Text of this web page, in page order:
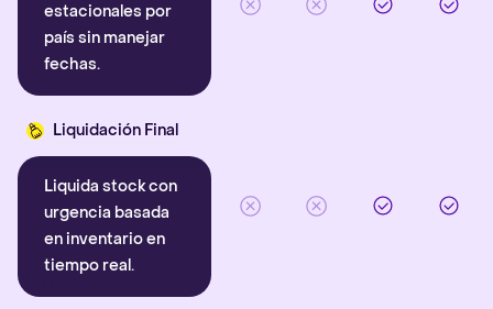
estacionales por
país sin manejar
fechas.
Liquidación Final
Liquida stock con
urgencia basada
en inventario en
tiempo real.